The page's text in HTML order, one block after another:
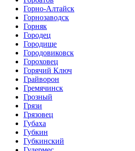
Горно-Алтайск
Горнозаводск
Горняк
Городец
Городище
Городовиковск
Гороховец
Горячий Ключ
Грайворон
Гремячинск
Грозный
Грязи
Грязовец
Губаха
Губкин
Губкинский